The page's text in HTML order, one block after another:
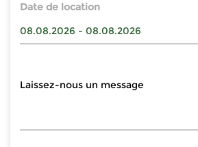
Date de location